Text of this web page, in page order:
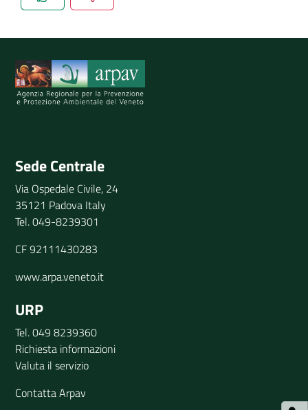
Spiegaci perchè, e aiutaci a migliorare il servizio
Sede Centrale
Via Ospedale Civile, 24
35121 Padova Italy
Tel. 049-8239301
CF 92111430283
www.arpa.veneto.it
URP
Tel. 049 8239360
Richiesta informazioni
Valuta il servizio
Contatta Arpav